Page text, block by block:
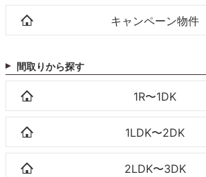
キャンペーン物件
間取りから探す
1R〜1DK
1LDK〜2DK
2LDK〜3DK